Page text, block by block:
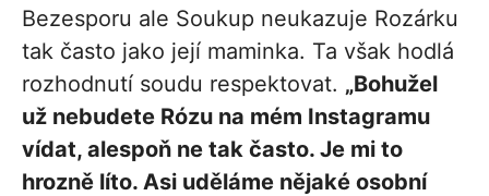
Bezesporu ale Soukup neukazuje Rozárku
tak často jako její maminka. Ta však hodlá
rozhodnutí soudu respektovat. „Bohužel
už nebudete Rózu na mém Instagramu
vídat, alespoň ne tak často. Je mi to
hrozně líto. Asi uděláme nějaké osobní